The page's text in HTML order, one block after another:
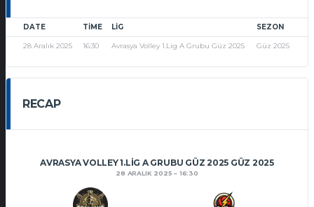
DATE TIME LIG SEZON
28 Aralık 2025 16:30 Avrasya Volley 1.Lig A Grubu Güz 2025 Güz 2025
RECAP
AVRASYA VOLLEY 1.LIG A GRUBU GÜZ 2025 GÜZ 2025
28 ARALIK 2025 16:30